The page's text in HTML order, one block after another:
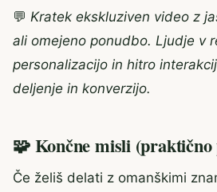
💬 Kratek ekskluziven video z
ali omejeno ponudbo. Ljudje v
personalizacijo in hitro
deljenje in konverzijo.
🧩 Končne misli (praktično
Če želiš delati z omanškimi